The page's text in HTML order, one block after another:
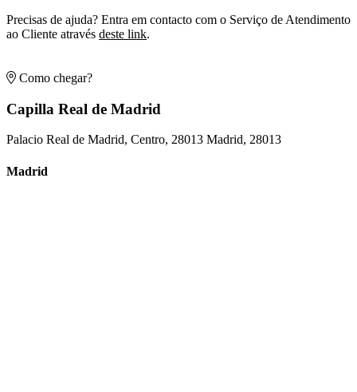
Precisas de ajuda? Entra em contacto com o Serviço de Atendimento
ao Cliente através deste link.
Como chegar?
Capilla Real de Madrid
Palacio Real de Madrid, Centro, 28013 Madrid, 28013
Madrid